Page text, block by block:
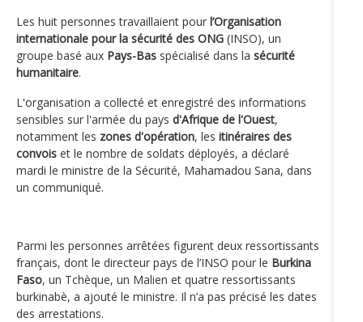
Les huit personnes travaillaient pour l’Organisation
internationale pour la sécurité des ONG (INSO), un
groupe basé aux Pays-Bas spécialisé dans la sécurité
humanitaire.
L'organisation a collecté et enregistré des informations
sensibles sur l'armée du pays d'Afrique de l'Ouest,
notamment les zones d'opération, les itinéraires des
convois et le nombre de soldats déployés, a déclaré
mardi le ministre de la Sécurité, Mahamadou Sana, dans
un communiqué.
Parmi les personnes arrêtées figurent deux ressortissants
français, dont le directeur pays de l’INSO pour le Burkina
Faso, un Tchèque, un Malien et quatre ressortissants
burkinabè, a ajouté le ministre. Il n’a pas précisé les dates
des arrestations.